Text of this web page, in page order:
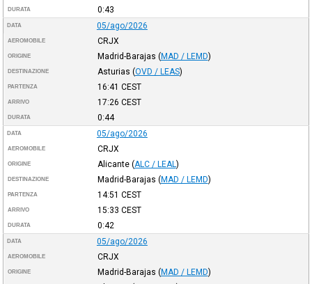
DURATA 0:43
DATA 05/ago/2026
AEROMOBILE CRJX
ORIGINE Madrid-Barajas (MAD / LEMD)
DESTINAZIONE Asturias (OVD / LEAS)
PARTENZA 16:41 CEST
ARRIVO 17:26 CEST
DURATA 0:44
DATA 05/ago/2026
AEROMOBILE CRJX
ORIGINE Alicante (ALC / LEAL )
DESTINAZIONE Madrid-Barajas (MAD / LEMD)
PARTENZA 14:51 CEST
ARRIVO 15:33 CEST
DURATA 0:42
DATA 05/ago/2026
AEROMOBILE CRJX
ORIGINE Madrid-Barajas (MAD / LEMD)